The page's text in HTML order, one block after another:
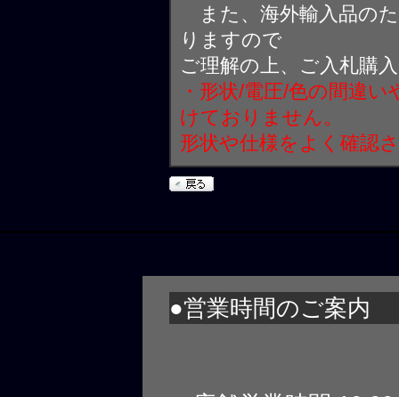
また、海外輸入品の
りますので
ご理解の上、ご入札購
・形状/電圧/色の間違
けておりません。
形状や仕様をよく確認
●営業時間のご案内